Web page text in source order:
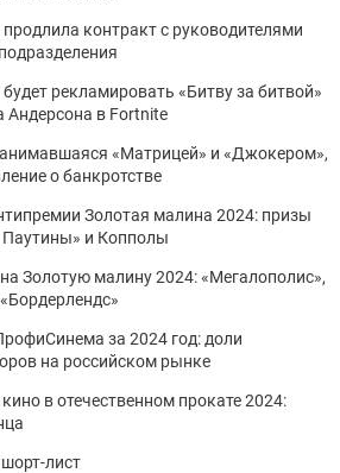
контракт с руководителями
рекламировать «Битву за битвой»
Андерсона в Fortnite
«Матрицей» и «Джокером»,
о банкротстве
Золотая малина 2024: призы
и Копполы
Золотую малину 2024: «Мегалополис»,
за 2024 год: доли
на российском рынке
в отечественном прокате 2024:
лист